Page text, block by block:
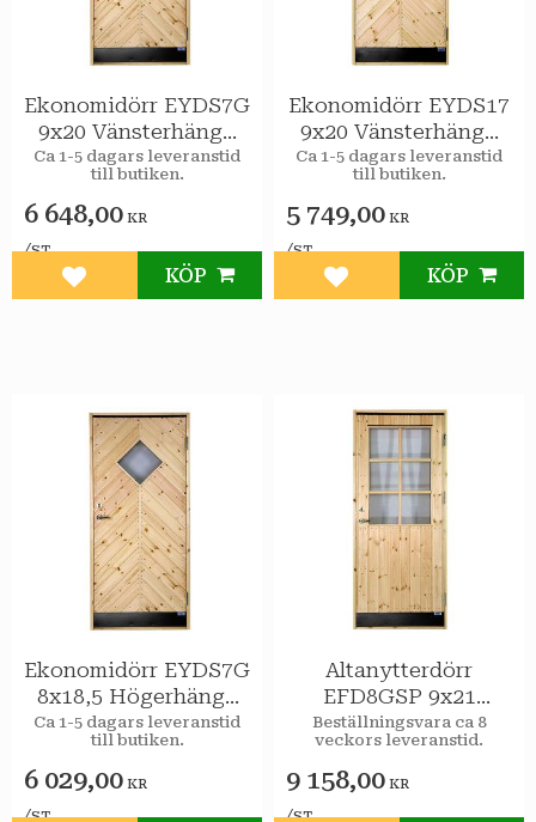
Ekonomidörr EYDS7G
9x20 Vänsterhängd
STAR Varmförråd
Sport 2-glas
Ca 1-5 dagars leveranstid
till butiken.
6 648,00 KR
/ST
Lägg till i favoriter
KÖP
Ekonomidörr EYDS17
9x20 Vänsterhängd
STAR Varmförråd
Sport
Ca 1-5 dagars leveranstid
till butiken.
5 749,00 KR
/ST
Lägg till i favoriter
KÖP
Ekonomidörr EYDS7G
8x18,5 Högerhängd
STAR Varmförråd
Sport 2-glas
Ca 1-5 dagars leveranstid
till butiken.
6 029,00 KR
/ST
Altanytterdörr
EFD8GSP 9x21
Högerhängd STAR
Varmförråd Klarglas
spröjs
Beställningsvara ca 8
veckors leveranstid.
9 158,00 KR
/ST